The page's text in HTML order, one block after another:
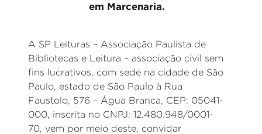
em Marcenaria.
A SP Leituras – Associação Paulista de
Bibliotecas e Leitura – associação civil sem
fins lucrativos, com sede na cidade de São
Paulo, estado de São Paulo à Rua
Faustolo, 576 – Água Branca, CEP: 05041-
000, inscrita no CNPJ: 12.480.948/0001-
70, vem por meio deste, convidar